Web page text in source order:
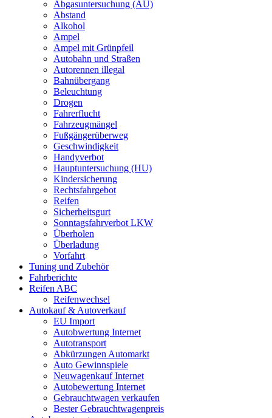
Abgasuntersuchung (AU)
Abstand
Alkohol
Ampel
Ampel mit Grünpfeil
Autobahn und Straßen
Autorennen illegal
Bahnübergang
Beleuchtung
Drogen
Fahrerflucht
Fahrzeugmängel
Fußgängerüberweg
Geschwindigkeit
Handyverbot
Hauptuntersuchung (HU)
Kindersicherung
Rechtsfahrgebot
Reifen
Sicherheitsgurt
Sonntagsfahrverbot LKW
Überholen
Überladung
Vorfahrt
Tuning und Zubehör
Fahrberichte
Reifen ABC
Reifenwechsel
Autokauf & Autoverkauf
EU Import
Autobwertung Internet
Autotransport
Abkürzungen Automarkt
Auto Gewinnspiele
Neuwagenkauf Internet
Autobewertung Internet
Gebrauchtwagen verkaufen
Bester Gebrauchtwagenpreis